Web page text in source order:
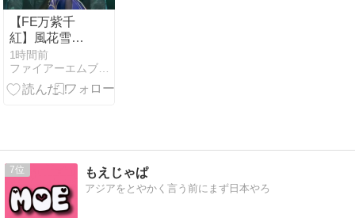
【FE万紫千
紅】風花雪月
の過去なのか
未来なのか、
未だに断言で
1時間前
7 もえじゃぱ
アジアをとやかく言う前にまず日本やろ